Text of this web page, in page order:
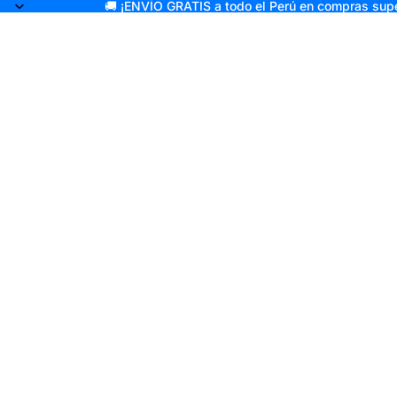
🚚 ¡ENVÍO GRATIS a todo el Perú en compras